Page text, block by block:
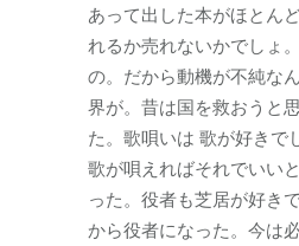
あって出した本がほとん
れるか売れないかでしょ
の。だから動機が不純な
界が。昔は国を救おうと
た。歌唄いは 歌が好きで
歌が唄えればそれでいい
った。役者も芝居が好き
から役者になった。今は